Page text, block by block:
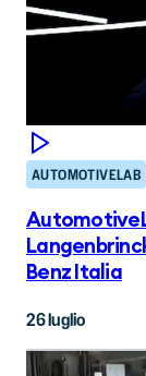
AUTOMOTIVELAB
Benz Italia
26 luglio